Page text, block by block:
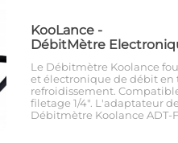
KooLance -
DébitMètre
Le Débitmètre Koolance
et électronique de débit
refroidissement.
filetage 1/4". L'adaptateur
Débitmètre Koolance ADT-